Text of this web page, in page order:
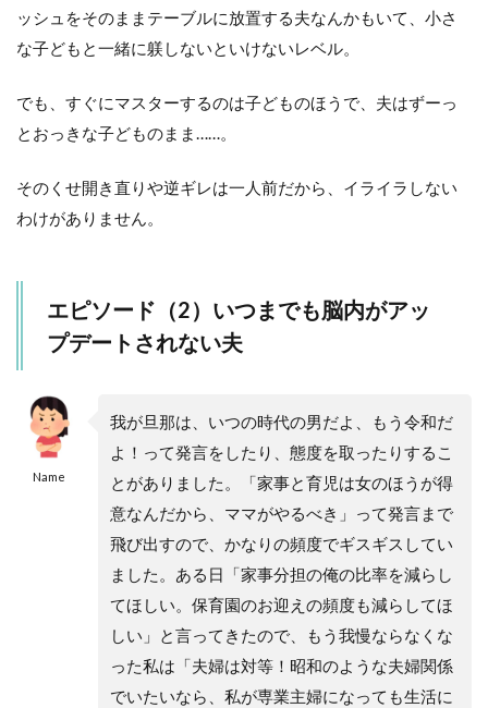
ッシュをそのままテーブルに放置する夫なんかもいて、小さ
な子どもと一緒に躾しないといけないレベル。
でも、すぐにマスターするのは子どものほうで、夫はずーっ
とおっきな子どものまま……。
そのくせ開き直りや逆ギレは一人前だから、イライラしない
わけがありません。
エピソード（2）いつまでも脳内がアッ
プデートされない夫
Name
我が旦那は、いつの時代の男だよ、もう令和だ
よ！って発言をしたり、態度を取ったりするこ
とがありました。「家事と育児は女のほうが得
意なんだから、ママがやるべき」って発言まで
飛び出すので、かなりの頻度でギスギスしてい
ました。ある日「家事分担の俺の比率を減らし
てほしい。保育園のお迎えの頻度も減らしてほ
しい」と言ってきたので、もう我慢ならなくな
った私は「夫婦は対等！昭和のような夫婦関係
でいたいなら、私が専業主婦になっても生活に